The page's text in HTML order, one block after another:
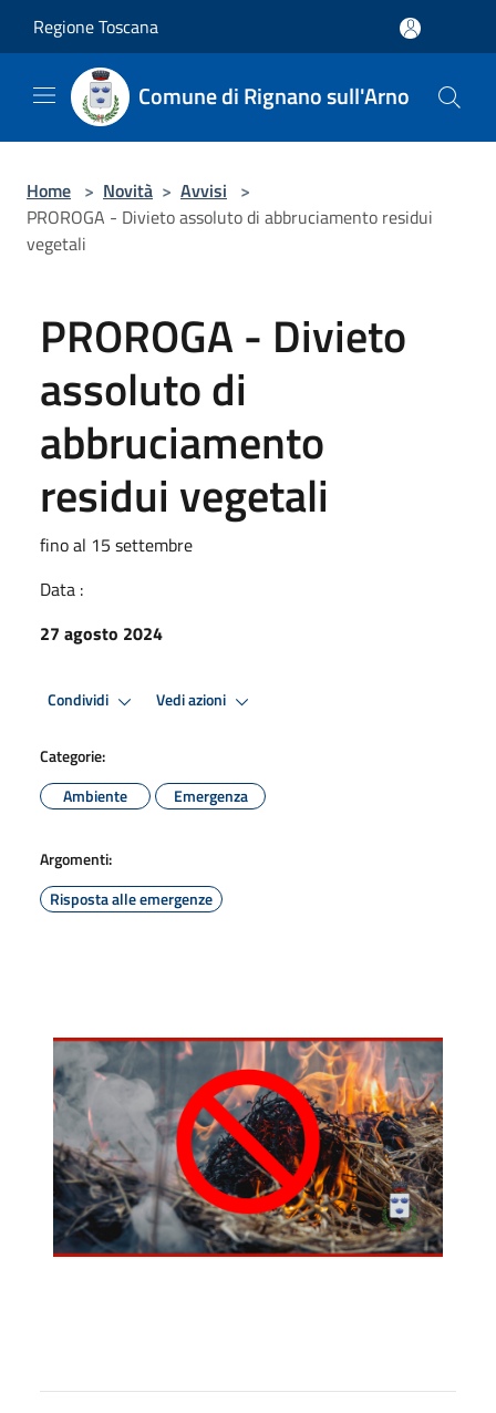
Regione Toscana
Comune di Rignano sull'Arno
Home > Novità > Avvisi >
PROROGA - Divieto assoluto di abbruciamento residui
vegetali
PROROGA - Divieto
assoluto di
abbruciamento
residui vegetali
fino al 15 settembre
Data :
27 agosto 2024
Condividi Vedi azioni
Categorie:
Ambiente
Emergenza
Argomenti:
Risposta alle emergenze